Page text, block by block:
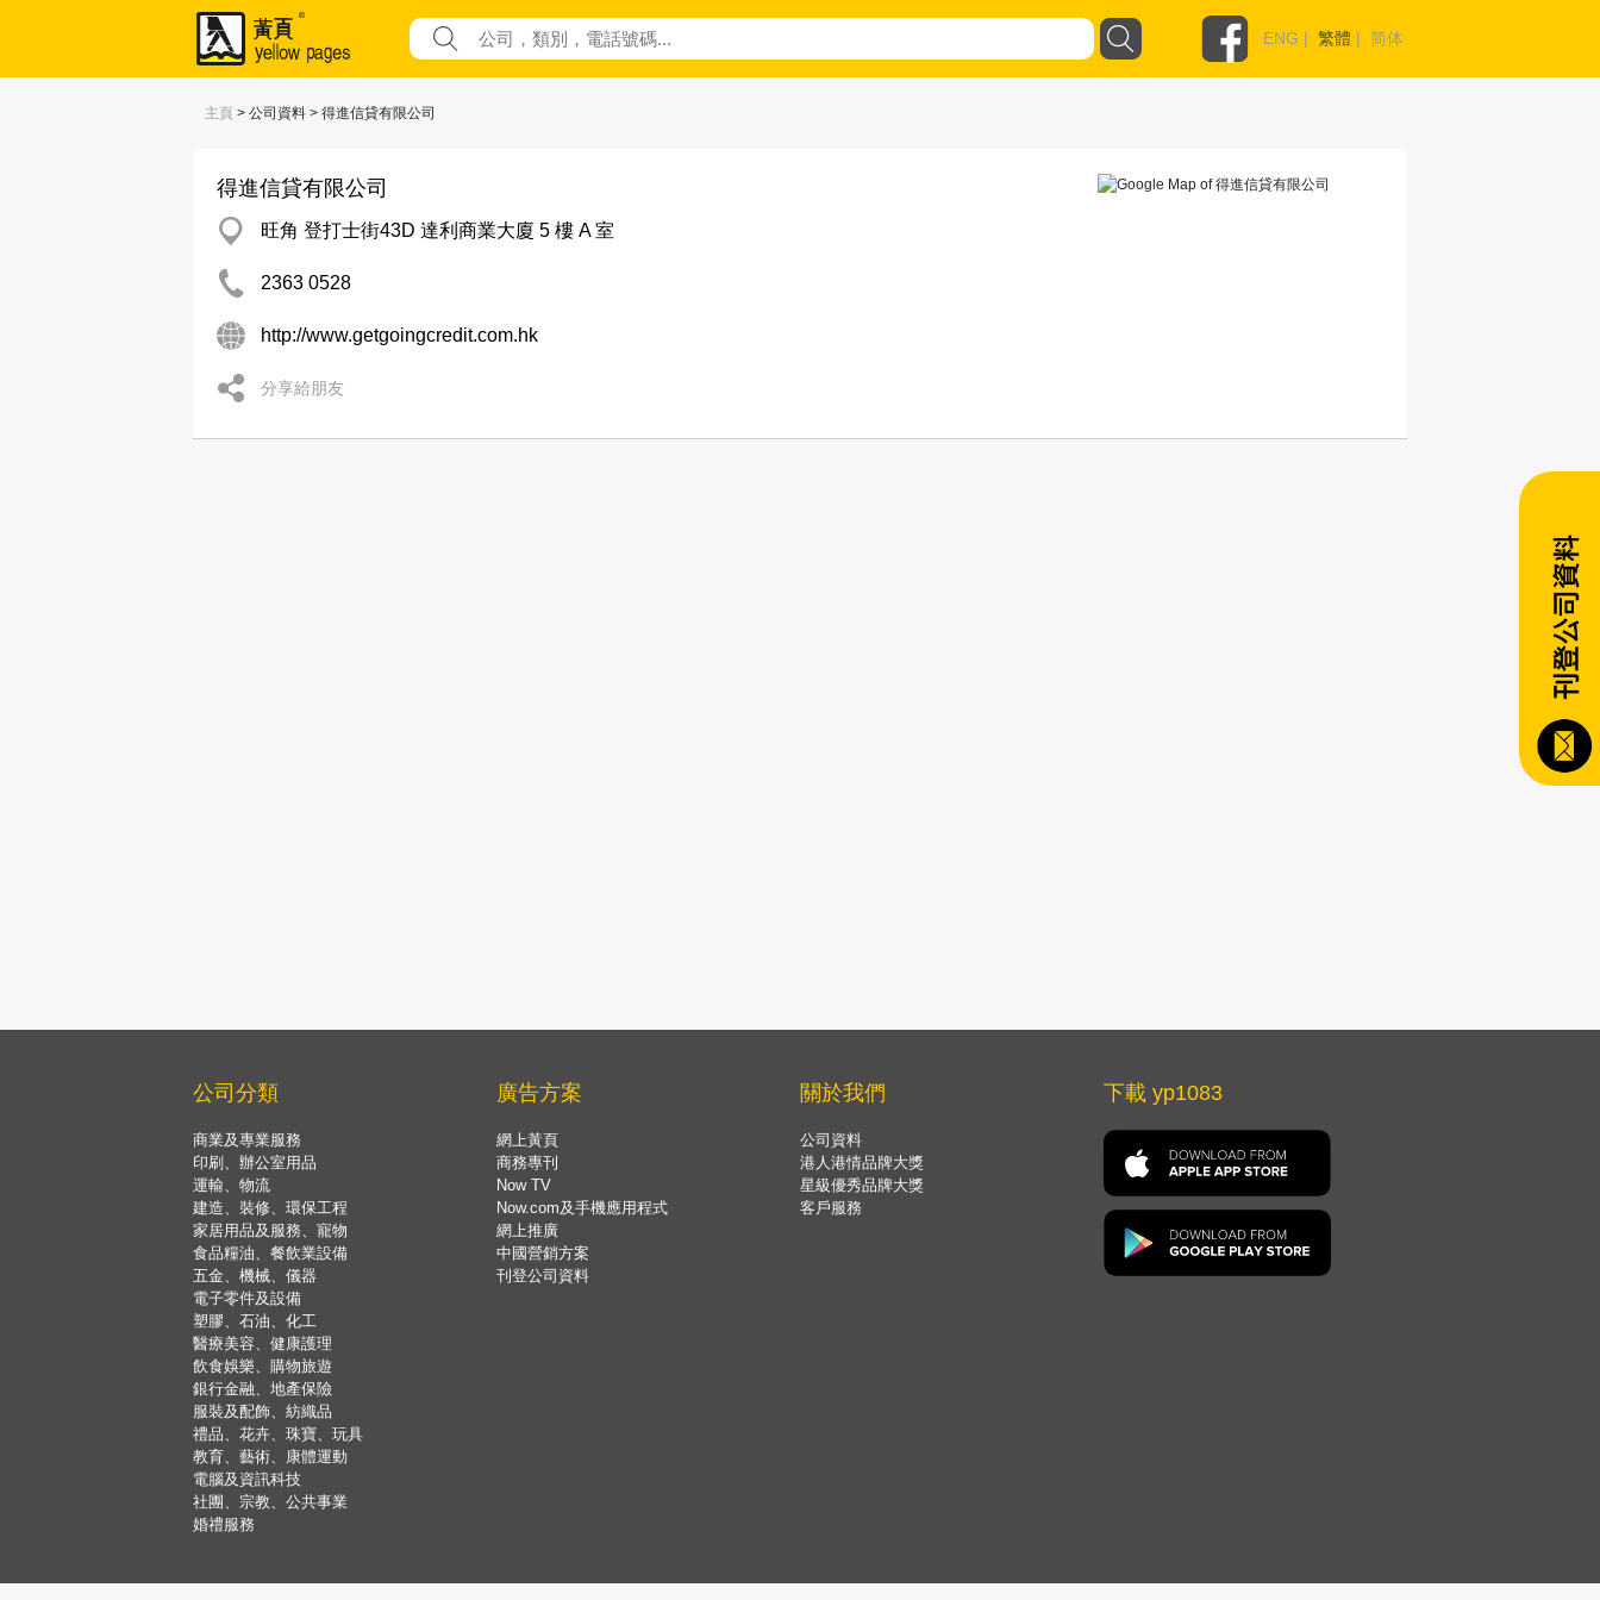
ENG | 繁體 | 简体
主頁 > 公司資料 > 得進信貸有限公司
得進信貸有限公司
旺角 登打士街43D 達利商業大廈 5 樓 A 室
2363 0528
http://www.getgoingcredit.com.hk
分享給朋友
公司分類
商業及專業服務
印刷、辦公室用品
運輸、物流
建造、裝修、環保工程
家居用品及服務、寵物
食品糧油、餐飲業設備
五金、機械、儀器
電子零件及設備
塑膠、石油、化工
醫療美容、健康護理
飲食娛樂、購物旅遊
銀行金融、地產保險
服裝及配飾、紡織品
禮品、花卉、珠寶、玩具
教育、藝術、康體運動
電腦及資訊科技
社團、宗教、公共事業
婚禮服務
廣告方案
網上黃頁
商務專刊
Now TV
Now.com及手機應用程式
網上推廣
中國營銷方案
刊登公司資料
關於我們
公司資料
港人港情品牌大獎
星級優秀品牌大獎
客戶服務
下載 yp1083